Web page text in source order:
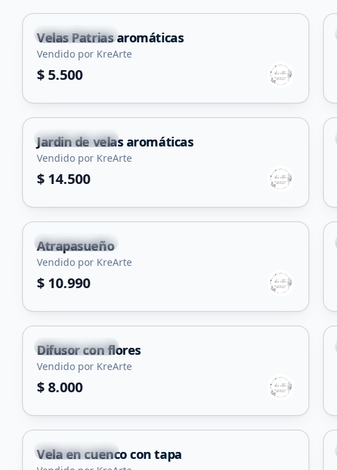
Villa Mercedes
Velas Patrias aromáticas
Vendido por KreArte
$ 5.500
Villa Mercedes
Jardin de velas aromáticas
Vendido por KreArte
$ 14.500
Villa Mercedes
Atrapasueño
Vendido por KreArte
$ 10.990
Villa Mercedes
Difusor con flores
Vendido por KreArte
$ 8.000
Villa Mercedes
Vela en cuenco con tapa